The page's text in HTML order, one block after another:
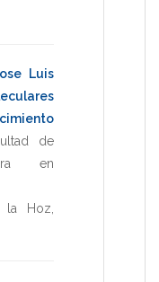
Luis
de
en
la Hoz,